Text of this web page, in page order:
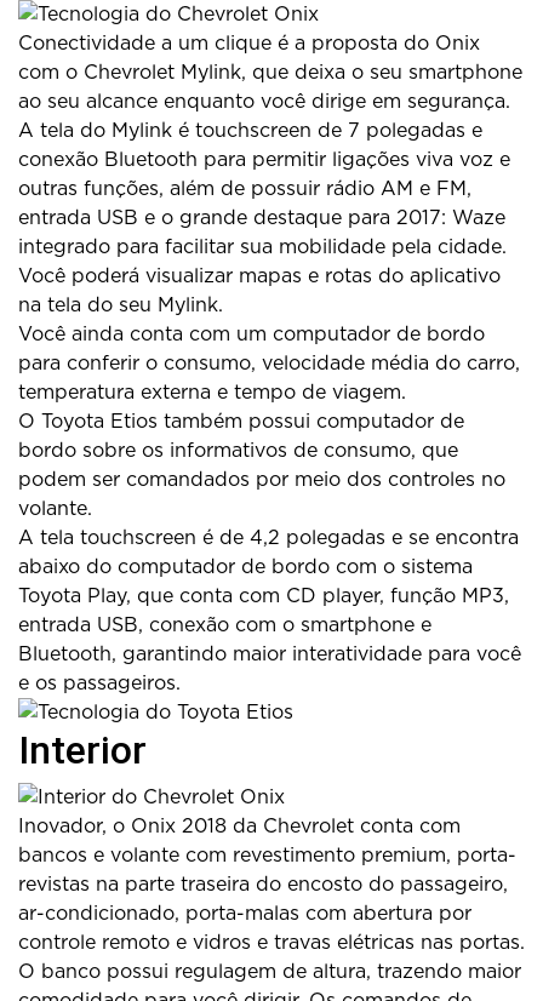
Conectividade a um clique é a proposta do Onix
com o Chevrolet Mylink, que deixa o seu smartphone
ao seu alcance enquanto você dirige em segurança.
A tela do Mylink é touchscreen de 7 polegadas e
conexão Bluetooth para permitir ligações viva voz e
outras funções, além de possuir rádio AM e FM,
entrada USB e o grande destaque para 2017: Waze
integrado para facilitar sua mobilidade pela cidade.
Você poderá visualizar mapas e rotas do aplicativo
na tela do seu Mylink.
Você ainda conta com um computador de bordo
para conferir o consumo, velocidade média do carro,
temperatura externa e tempo de viagem.
O Toyota Etios também possui computador de
bordo sobre os informativos de consumo, que
podem ser comandados por meio dos controles no
volante.
A tela touchscreen é de 4,2 polegadas e se encontra
abaixo do computador de bordo com o sistema
Toyota Play, que conta com CD player, função MP3,
entrada USB, conexão com o smartphone e
Bluetooth, garantindo maior interatividade para você
e os passageiros.
Interior
Inovador, o Onix 2018 da Chevrolet conta com
bancos e volante com revestimento premium, porta-
revistas na parte traseira do encosto do passageiro,
ar-condicionado, porta-malas com abertura por
controle remoto e vidros e travas elétricas nas portas.
O banco possui regulagem de altura, trazendo maior